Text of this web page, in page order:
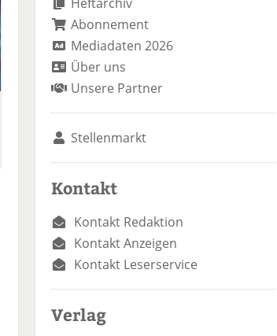
Abonnement
Mediadaten 2026
Über uns
Unsere Partner
Stellenmarkt
Kontakt
Kontakt Redaktion
Kontakt Anzeigen
Kontakt Leserservice
Verlag